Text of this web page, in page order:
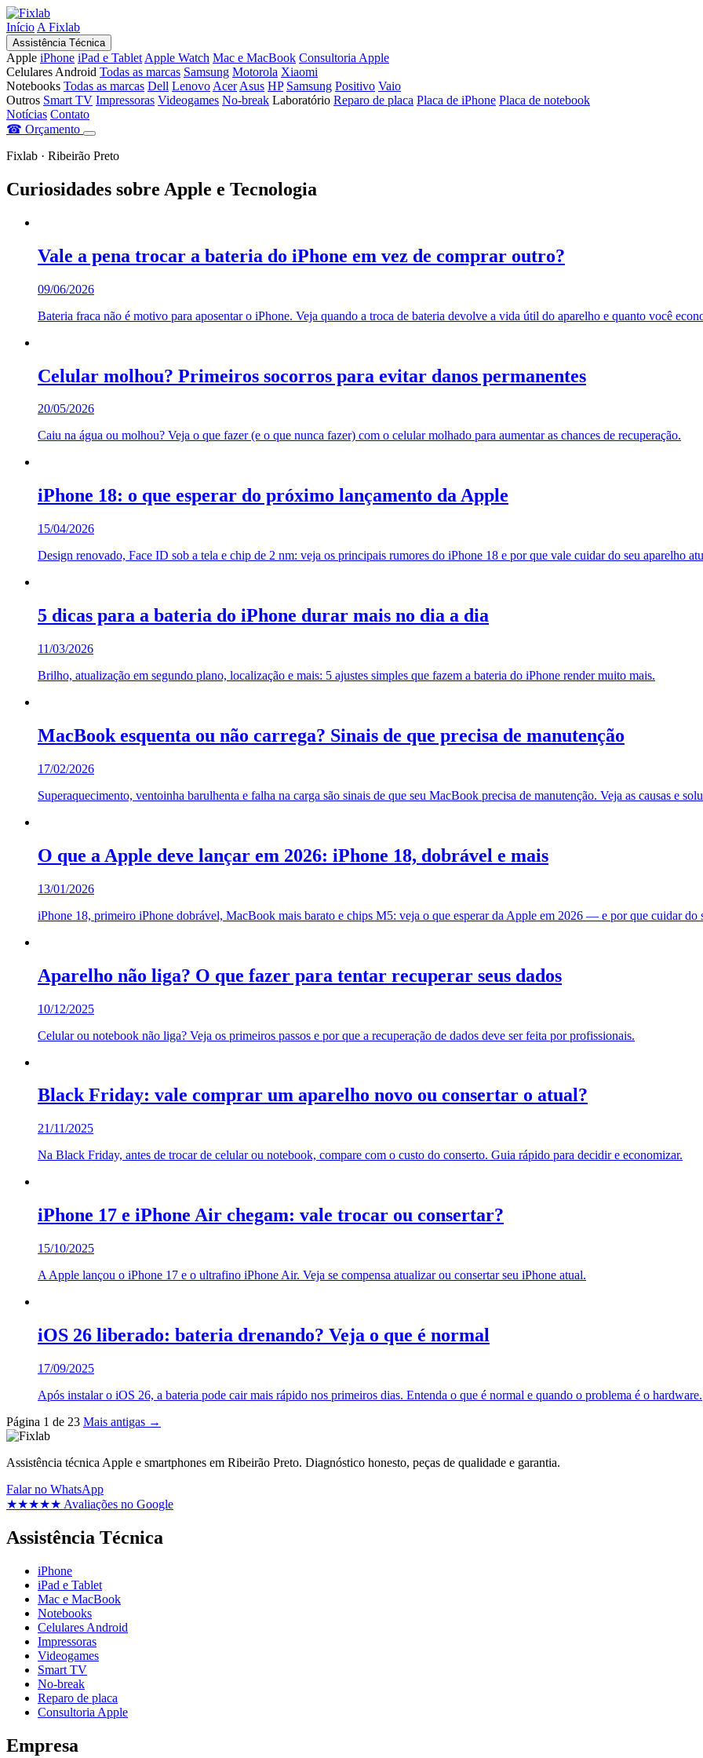
Início A Fixlab
Assistência Técnica
Apple iPhone iPad e Tablet Apple Watch Mac e MacBook Consultoria Apple
Celulares Android Todas as marcas Samsung Motorola Xiaomi
Notebooks Todas as marcas Dell Lenovo Acer Asus HP Samsung Positivo Vaio
Outros Smart TV Impressoras Videogames No-break Laboratório Reparo de placa Placa de iPhone Placa de notebook
Notícias Contato
☎ Orçamento
Fixlab · Ribeirão Preto
Curiosidades sobre Apple e Tecnologia
Vale a pena trocar a bateria do iPhone em vez de comprar outro?
09/06/2026
Bateria fraca não é motivo para aposentar o iPhone. Veja quando a troca de bateria devolve a vida útil do aparelho e quanto você
Celular molhou? Primeiros socorros para evitar danos permanentes
20/05/2026
Caiu na água ou molhou? Veja o que fazer (e o que nunca fazer) com o celular molhado para aumentar as chances de recuperação.
iPhone 18: o que esperar do próximo lançamento da Apple
15/04/2026
Design renovado, Face ID sob a tela e chip de 2 nm: veja os principais rumores do iPhone 18 e por que vale cuidar do seu aparelho
5 dicas para a bateria do iPhone durar mais no dia a dia
11/03/2026
Brilho, atualização em segundo plano, localização e mais: 5 ajustes simples que fazem a bateria do iPhone render muito mais.
MacBook esquenta ou não carrega? Sinais de que precisa de manutenção
17/02/2026
Superaquecimento, ventoinha barulhenta e falha na carga são sinais de que seu MacBook precisa de manutenção. Veja as causas e
O que a Apple deve lançar em 2026: iPhone 18, dobrável e mais
13/01/2026
iPhone 18, primeiro iPhone dobrável, MacBook mais barato e chips M5: veja o que esperar da Apple em 2026 — e por que cuidar do
Aparelho não liga? O que fazer para tentar recuperar seus dados
10/12/2025
Celular ou notebook não liga? Veja os primeiros passos e por que a recuperação de dados deve ser feita por profissionais.
Black Friday: vale comprar um aparelho novo ou consertar o atual?
21/11/2025
Na Black Friday, antes de trocar de celular ou notebook, compare com o custo do conserto. Guia rápido para decidir e economizar.
iPhone 17 e iPhone Air chegam: vale trocar ou consertar?
15/10/2025
A Apple lançou o iPhone 17 e o ultrafino iPhone Air. Veja se compensa atualizar ou consertar seu iPhone atual.
iOS 26 liberado: bateria drenando? Veja o que é normal
17/09/2025
Após instalar o iOS 26, a bateria pode cair mais rápido nos primeiros dias. Entenda o que é normal e quando o problema é o hardware.
Página 1 de 23 Mais antigas →
Assistência técnica Apple e smartphones em Ribeirão Preto. Diagnóstico honesto, peças de qualidade e garantia.
Falar no WhatsApp
★★★★★ Avaliações no Google
Assistência Técnica
iPhone
iPad e Tablet
Mac e MacBook
Notebooks
Celulares Android
Impressoras
Videogames
Smart TV
No-break
Reparo de placa
Consultoria Apple
Empresa